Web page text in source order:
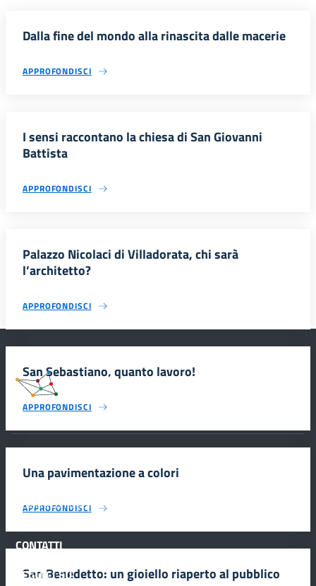
Dalla fine del mondo alla rinascita dalle macerie
APPROFONDISCI
I sensi raccontano la chiesa di San Giovanni
Battista
APPROFONDISCI
Palazzo Nicolaci di Villadorata, chi sarà
l’architetto?
APPROFONDISCI
San Sebastiano, quanto lavoro!
APPROFONDISCI
Una pavimentazione a colori
APPROFONDISCI
San Benedetto: un gioiello riaperto al pubblico
#SmartEducationUnescoSicilia
Scuola e comunicazione per la valorizzazione dei siti UNESCO
CONTATTI
SEGUICI SU